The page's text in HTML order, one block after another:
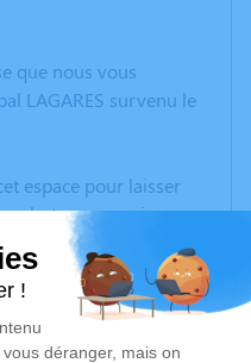
que nous vous
LAGARES survenu le
espace pour laisser
photos souvenirs, une
à travers des
est un lieu
mémoire de Cristobal